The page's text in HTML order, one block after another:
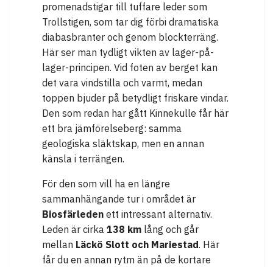
promenadstigar till tuffare leder som
Trollstigen, som tar dig förbi dramatiska
diabasbranter och genom blockterräng.
Här ser man tydligt vikten av lager-på-
lager-principen. Vid foten av berget kan
det vara vindstilla och varmt, medan
toppen bjuder på betydligt friskare vindar.
Den som redan har gått Kinnekulle får här
ett bra jämförelseberg: samma
geologiska släktskap, men en annan
känsla i terrängen.
För den som vill ha en längre
sammanhängande tur i området är
Biosfärleden ett intressant alternativ.
Leden är cirka 138 km lång och går
mellan Läckö Slott och Mariestad. Här
får du en annan rytm än på de kortare